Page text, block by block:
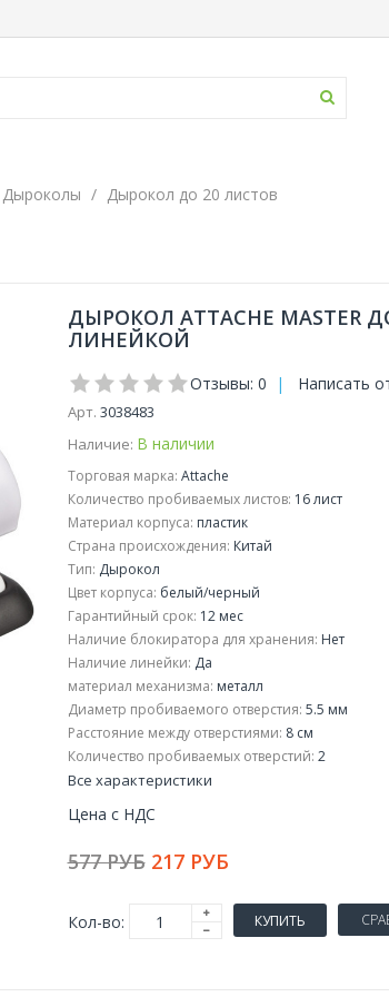
Дыроколы Дырокол до 20 листов
ДЫРОКОЛ ATTACHE
ЛИНЕЙКОЙ
Отзывы: 0 | Написать
Арт. 3038483
Наличие: В наличии
Торговая марка: Attache
Количество пробиваемых листов: 16 лист
Материал корпуса: пластик
Страна происхождения: Китай
Тип: Дырокол
Цвет корпуса: белый/черный
Гарантийный срок: 12 мес
Наличие блокиратора для хранения: Нет
Наличие линейки: Да
материал механизма: металл
Диаметр пробиваемого отверстия: 5.5 мм
Расстояние между отверстиями: 8 см
Количество пробиваемых отверстий: 2
Все характеристики
Цена с НДС
577 РУБ 217 РУБ
Кол-во: КУПИТЬ